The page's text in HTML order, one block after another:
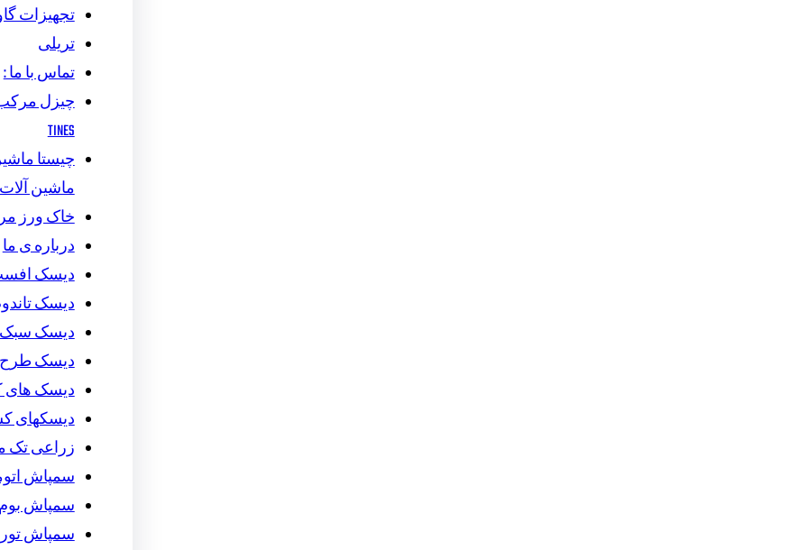
تجهیزات
تریلی
تماس با ما :
TINES
چیستا
ماشین
خاک ورز
درباره ی ما
دیسک
دیسک
دیسک
دیسک طرح
دیسک های
دیسکهای
زراعی تک
سمپاش
سمپاش
سمپاش